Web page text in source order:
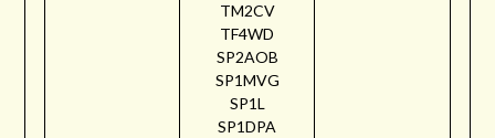
TM2CV
TF4WD
SP2AOB
SP1MVG
SP1L
SP1DPA